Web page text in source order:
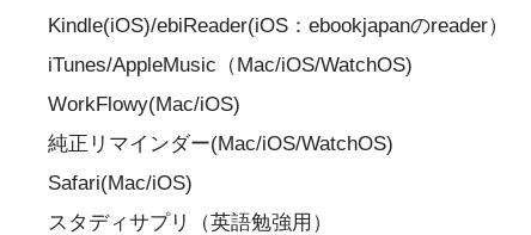
Kindle(iOS)/ebiReader(iOS：ebookjapanのreader）
iTunes/AppleMusic（Mac/iOS/WatchOS)
WorkFlowy(Mac/iOS)
純正リマインダー(Mac/iOS/WatchOS)
Safari(Mac/iOS)
スタディサプリ（英語勉強用）